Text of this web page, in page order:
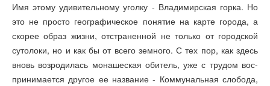
Имя этому удивительному уголку - Влади­мирская горка. Но
это не просто географическое понятие на карте города, а
скорее образ жизни, отстраненной не только от городской
сутолоки, но и как бы от всего земного. С тех пор, как здесь
вновь возродилась монашеская обитель, уже с трудом вос­
принимается другое ее название - Коммунальная слобода,